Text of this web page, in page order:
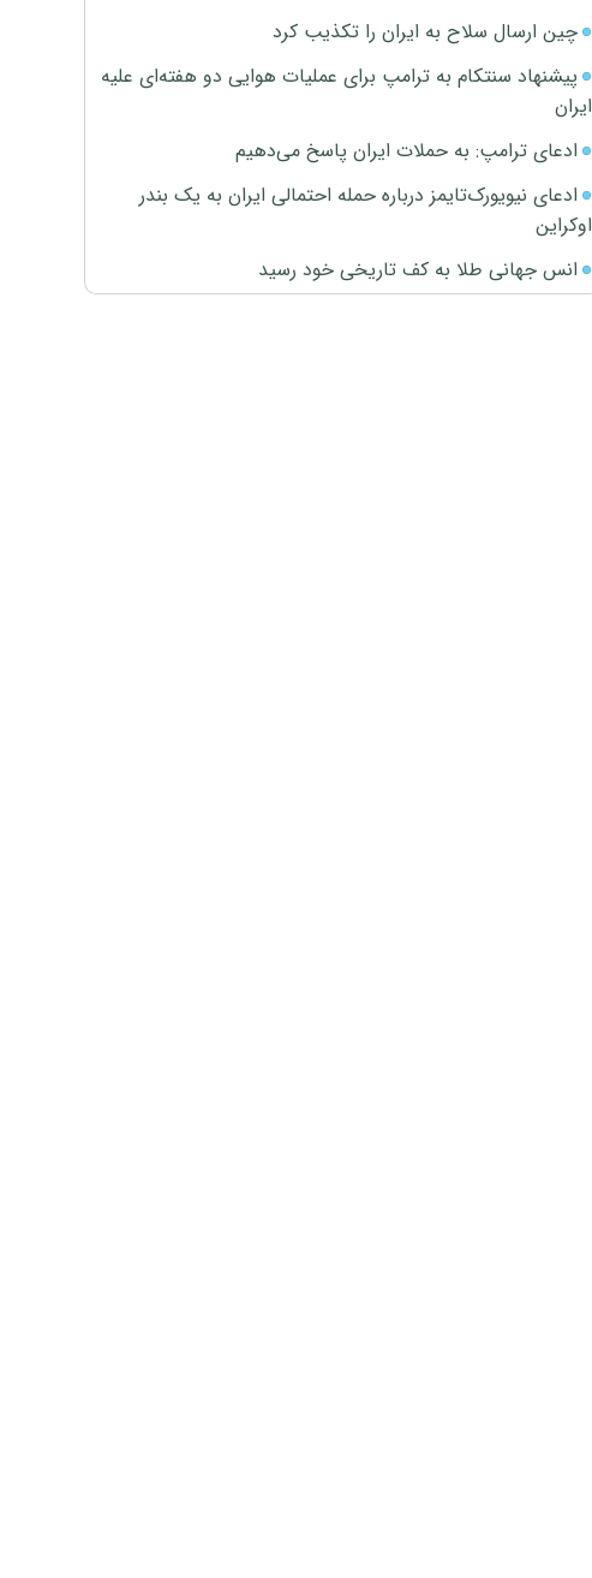
چین ارسال سلاح به ایران را تکذیب کرد
پیشنهاد سنتکام به ترامپ برای عملیات هوایی دو هفته‌ای علیه
ایران
ادعای ترامپ: به حملات ایران پاسخ می‌دهیم
ادعای نیویورک‌تایمز درباره حمله احتمالی ایران به یک بندر
اوکراین
انس جهانی طلا به کف تاریخی خود رسید